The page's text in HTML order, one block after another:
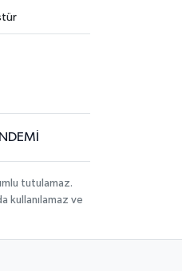
tutulamaz.
kullanılamaz ve